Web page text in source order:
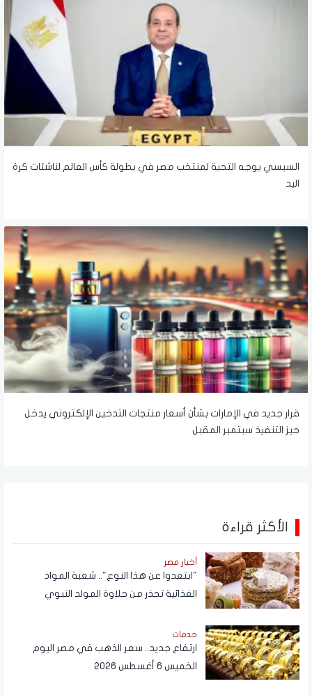
السيسي يوجه التحية لمنتخب مصر في بطولة كأس العالم لناشئات كرة
اليد
قرار جديد في الإمارات بشأن أسعار منتجات التدخين الإلكتروني يدخل
حيز التنفيذ سبتمبر المقبل
الأكثر قراءة
أخبار مصر
"ابتعدوا عن هذا النوع".. شعبة المواد
الغذائية تحذر من حلاوة المولد النبوي
خدمات
ارتفاع جديد.. سعر الذهب في مصر اليوم
الخميس 6 أغسطس 2026